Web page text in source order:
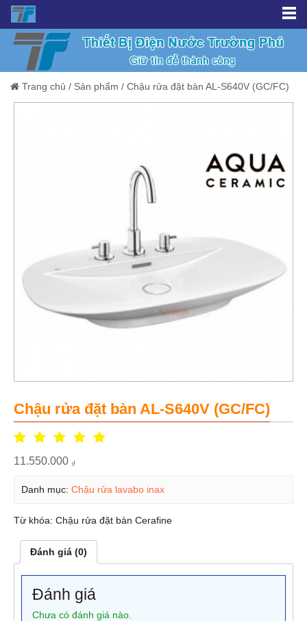
Trang chủ / Sản phẩm / Chậu rửa đặt bàn AL-S640V (GC/FC)
Chậu rửa đặt bàn AL-S640V (GC/FC)
11.550.000 ₫
Danh mục: Chậu rửa lavabo inax
Từ khóa: Chậu rửa đặt bàn Cerafine
Đánh giá (0)
Đánh giá
Chưa có đánh giá nào.